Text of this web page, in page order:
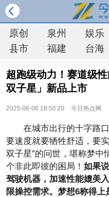
原创 泉州 娱乐
县市
福建 台海
超跑级动力！赛道级
双子星」新品上市
2025-06-06 18:50:20 今日热点网
在城市出行的十字路
要速度就要牺牲舒适，要
双子星”的问世，堪称梦中
个非此即彼的困局！ 如果
驾驶机器，加速性能媲美
限操控需求。梦想6称得